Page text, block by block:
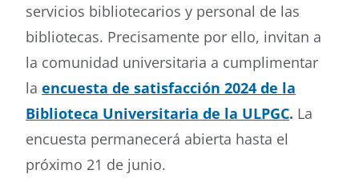
servicios bibliotecarios y personal de las
bibliotecas. Precisamente por ello, invitan a
la comunidad universitaria a cumplimentar
la encuesta de satisfacción 2024 de la
Biblioteca Universitaria de la ULPGC. La
encuesta permanecerá abierta hasta el
próximo 21 de junio.